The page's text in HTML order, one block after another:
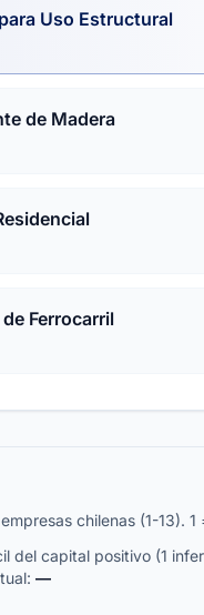
Uso Estructural
de Madera
Ferrocarril
chilenas (1-13). 1
del capital positivo (1
—